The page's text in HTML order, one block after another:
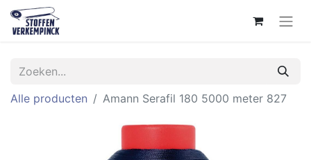
Alle producten Amann Serafil 180 5000 meter 827